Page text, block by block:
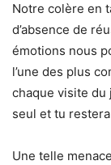
Notre colère en
d’absence de
émotions nous
l’une des plus
chaque visite du
seul et tu
Une telle